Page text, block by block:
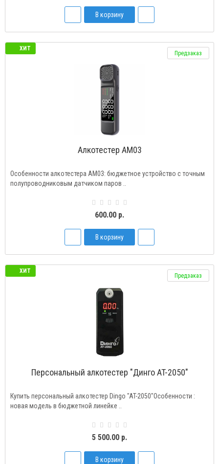
В корзину
ХИТ
Предзаказ
Алкотестер AM03
Особенности алкотестера AM03: бюджетное устройство с точным
полупроводниковым датчиком паров ..
600.00 р.
В корзину
ХИТ
Предзаказ
Персональный алкотестер "Динго AT-2050"
Купить персональный алкотестер Dingo "AT-2050"Особенности :
новая модель в бюджетной линейке ..
5 500.00 р.
В корзину